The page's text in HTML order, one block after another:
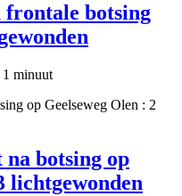
frontale botsing
1 minuut
botsing op
lichtgewonden